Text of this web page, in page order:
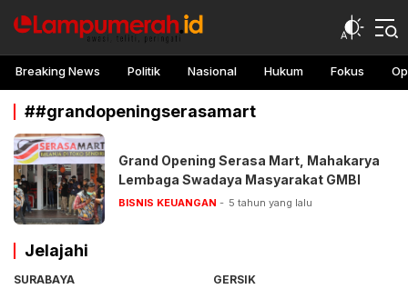
lampu merah
Awasi, teliti, peringati
Breaking News Politik Nasional Hukum Fokus
##grandopeningserasamart
Grand Opening Serasa Mart, Mahakarya
Lembaga Swadaya Masyarakat GMBI
BISNIS KEUANGAN 5 tahun yang lalu
Jelajahi
SURABAYA
GERSIK